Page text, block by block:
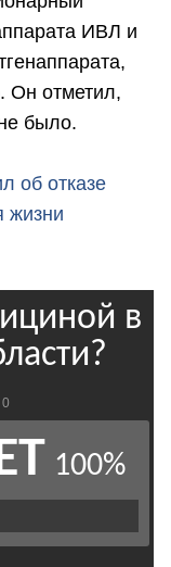
ИВЛ и
Он отметил,
было.
об отказе
жизни